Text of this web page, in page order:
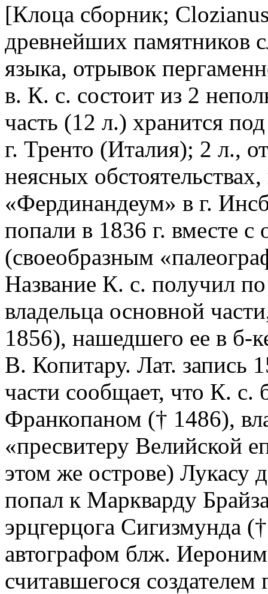
[Клоца сборник;
древнейших памятников
языка, отрывок
в. К. с. состоит из 2
часть (12 л.) хранится
г. Тренто (Италия); 2 л.,
неясных
«Фердинандеум» в г.
попали в 1836 г. вместе с
(своеобразным
Название К. с. получил
владельца основной
1856), нашедшего ее в б-
В. Копитару. Лат. запись
части сообщает, что К.
Франкопаном († 1486),
«пресвитеру Велийской
этом же острове) Лукасу
попал к Маркварду
эрцгерцога Сигизмунда
автографом блж.
считавшегося создателем